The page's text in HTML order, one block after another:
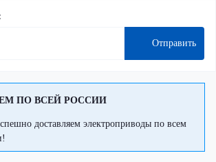
Отправить
ПО ВСЕЙ РОССИИ
доставляем электроприводы по всем